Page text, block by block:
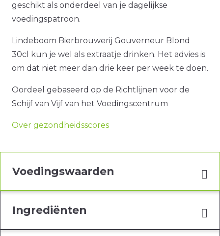
geschikt als onderdeel van je dagelijkse
voedingspatroon.
Lindeboom Bierbrouwerij Gouverneur Blond
30cl kun je wel als extraatje drinken. Het advies is
om dat niet meer dan drie keer per week te doen.
Oordeel gebaseerd op de Richtlijnen voor de
Schijf van Vijf van het Voedingscentrum
Over gezondheidsscores
Voedingswaarden
Ingrediënten